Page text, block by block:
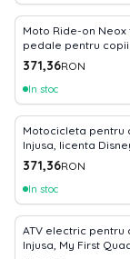
Moto Ride-on
pedale pentru copii
licenta Disney,
18-36 luni, Roz
371,36RON
In stoc
Motocicleta pentru
Injusa, licenta
36 luni
371,36RON
In stoc
ATV electric pentru
Injusa, My First